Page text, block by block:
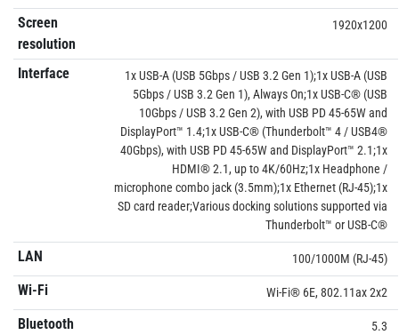
Screen
resolution
1920x1200
Interface
1x USB-A (USB 5Gbps / USB 3.2 Gen 1);1x USB-A (USB
5Gbps / USB 3.2 Gen 1), Always On;1x USB-C® (USB
10Gbps / USB 3.2 Gen 2), with USB PD 45-65W and
DisplayPort™ 1.4;1x USB-C® (Thunderbolt™ 4 / USB4®
40Gbps), with USB PD 45-65W and DisplayPort™ 2.1;1x
HDMI® 2.1, up to 4K/60Hz;1x Headphone /
microphone combo jack (3.5mm);1x Ethernet (RJ-45);1x
SD card reader;Various docking solutions supported via
Thunderbolt™ or USB-C®
LAN 100/1000M (RJ-45)
Wi-Fi Wi-Fi® 6E, 802.11ax 2x2
Bluetooth 5.3